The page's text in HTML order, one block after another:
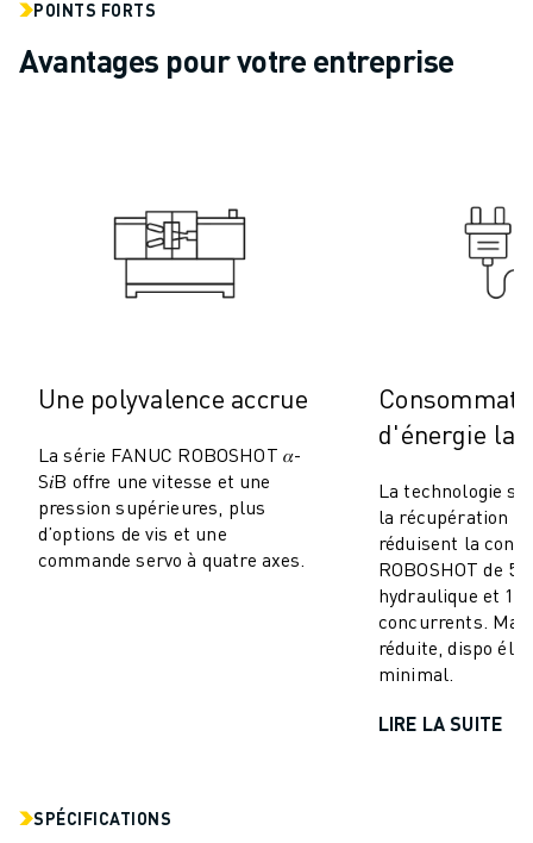
USINAGE 5 AXES
TOURNAGE CNC
PERÇAGE ET TARAUDAGE À GRANDE VITESSE
ENTRETIEN DES MACHINES
PALETTISATION
INSPECTION DE LA VISION
DÉCOUPAGE PAR FIL EDM
TÉMOIGNAGES
SERVICE CLIENTÈLE
CENTRE DE TÉLÉCHARGEMENT " MYFANUC
POINTS FORTS
Avantages pour votre entreprise
Une polyvalence accrue
La série FANUC ROBOSHOT 𝛼-
S𝑖B offre une vitesse et une
pression supérieures, plus
d’options de vis et une
commande servo à quatre axes.
d'énergie la
La technologie
la récupération
réduisent la
ROBOSHOT de
hydraulique et
concurrents.
réduite, dispo
minimal.
LIRE LA SUITE
SPÉCIFICATIONS